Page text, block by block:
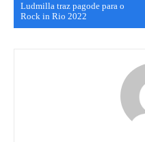
Ludmilla traz pagode para o
Rock in Rio 2022